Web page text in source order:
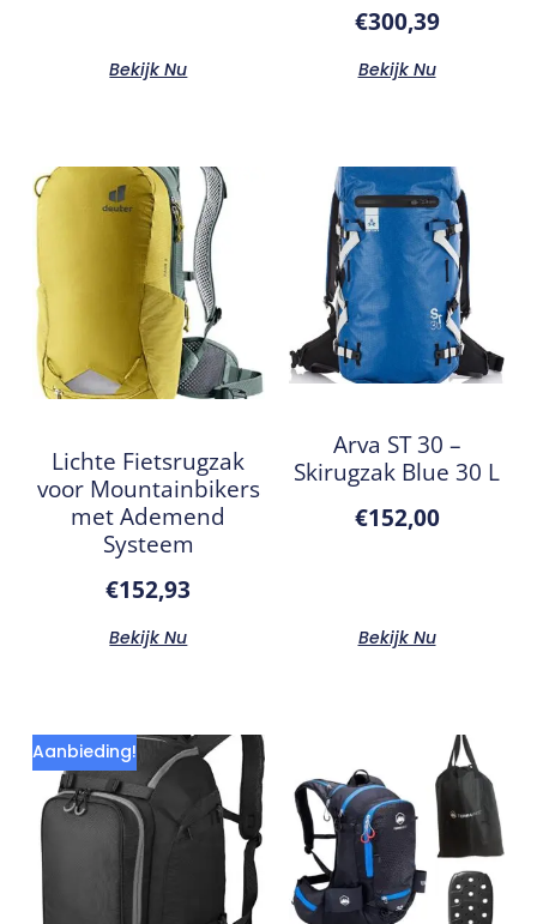
Bekijk Nu
€300,39
Bekijk Nu
Lichte Fietsrugzak
voor Mountainbikers
met Ademend
Systeem
€152,93
Bekijk Nu
Arva ST 30 –
Skirugzak Blue 30 L
€152,00
Bekijk Nu
Aanbieding!